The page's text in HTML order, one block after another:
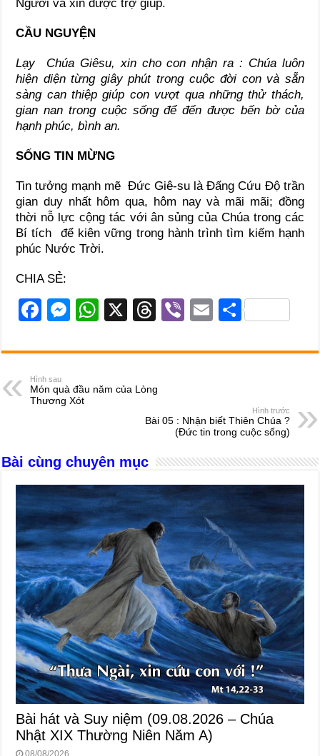
Người và xin được trợ giúp.
CẦU NGUYỆN
Lạy Chúa Giêsu, xin cho con nhận ra : Chúa luôn
hiện diện từng giây phút trong cuộc đời con và sẵn
sàng can thiệp giúp con vượt qua những thử thách,
gian nan trong cuộc sống để đến được bến bờ của
hạnh phúc, bình an.
SỐNG TIN MỪNG
Tin tưởng mạnh mẽ Đức Giê-su là Đấng Cứu Độ trần
gian duy nhất hôm qua, hôm nay và mãi mãi; đồng
thời nỗ lực cộng tác với ân sủng của Chúa trong các
Bí tích để kiên vững trong hành trình tìm kiếm hạnh
phúc Nước Trời.
CHIA SẺ:
F
c
e
b
k
M
ss
e
n
W
at
A
X
T
e
d
s
Vi
er
E
ail
S
ar
Hình sau
Món quà đầu năm của Lòng
Thương Xót
Hình trước
Bài 05 : Nhận biết Thiên Chúa ?
(Đức tin trong cuộc sống)
Bài cùng chuyên mục
Bài hát và Suy niệm (09.08.2026 – Chúa
Nhật XIX Thường Niên Năm A)
08/08/2026